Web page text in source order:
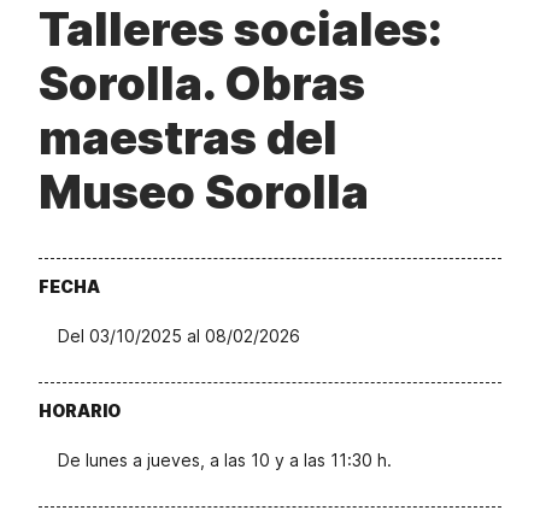
Talleres sociales:
Sorolla. Obras
maestras del
Museo Sorolla
FECHA
Del 03/10/2025 al 08/02/2026
HORARIO
De lunes a jueves, a las 10 y a las 11:30 h.